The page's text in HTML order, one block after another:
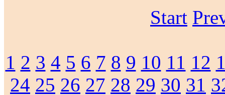
Start
1 2 3 4 5 6 7 8 9 10 11 12
24 25 26 27 28 29 30 31